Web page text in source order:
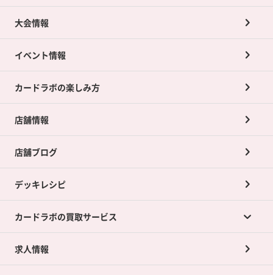
大会情報
イベント情報
カードラボの楽しみ方
店舗情報
店舗ブログ
デッキレシピ
カードラボの買取サービス
カードラボの買取サービスTOP
求人情報